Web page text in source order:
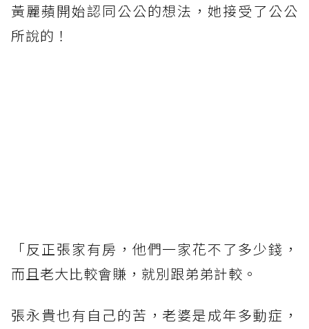
黃麗蘋開始認同公公的想法，她接受了公公
所說的！
「反正張家有房，他們一家花不了多少錢，
而且老大比較會賺，就別跟弟弟計較。
張永貴也有自己的苦，老婆是成年多動症，